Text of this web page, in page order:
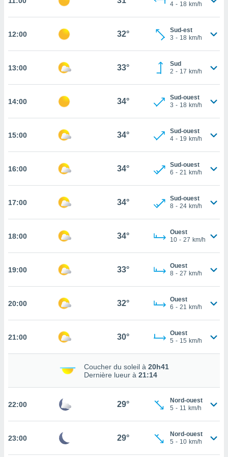
votre
en
au
web.
de
à
et que
4 - 18 km/h
12:00 32°
Sud-est
3 - 18 km/h
13:00 33°
Sud
2 - 17 km/h
14:00 34°
Sud-ouest
3 - 18 km/h
15:00 34°
Sud-ouest
4 - 19 km/h
16:00 34°
Sud-ouest
6 - 21 km/h
17:00 34°
Sud-ouest
8 - 24 km/h
18:00 34°
Ouest
10 - 27 km/h
19:00 33°
Ouest
8 - 27 km/h
20:00 32°
Ouest
6 - 21 km/h
21:00 30°
Ouest
5 - 15 km/h
Coucher du soleil à 20h41
Dernière lueur à 21:14
22:00 29°
Nord-ouest
5 - 11 km/h
23:00 29°
Nord-ouest
5 - 10 km/h